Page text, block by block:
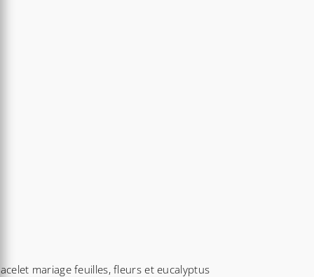
mariage feuilles, fleurs et eucalyptus